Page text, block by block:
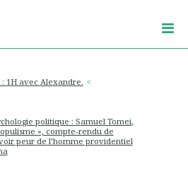
1H avec Alexandre.
politique : Samuel Tomei,
», compte-rendu de
peur de l’homme providentiel